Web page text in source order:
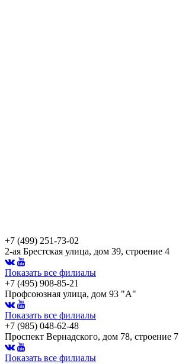
+7 (499) 251-73-02
2-ая Брестская улица, дом 39, строение 4
Показать все филиалы
+7 (495) 908-85-21
Профсоюзная улица, дом 93 "А"
Показать все филиалы
+7 (985) 048-62-48
Проспект Вернадского, дом 78, строение 7
Показать все филиалы